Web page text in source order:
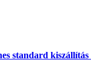
standard kiszállítás